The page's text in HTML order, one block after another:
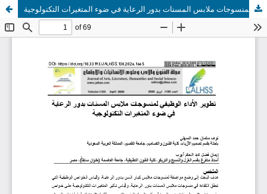
تطوير الأداء الوظيفي لمنسوجات ملابس المسنات بدور الرعاية في ضوء المتغيرات التكنولوجية